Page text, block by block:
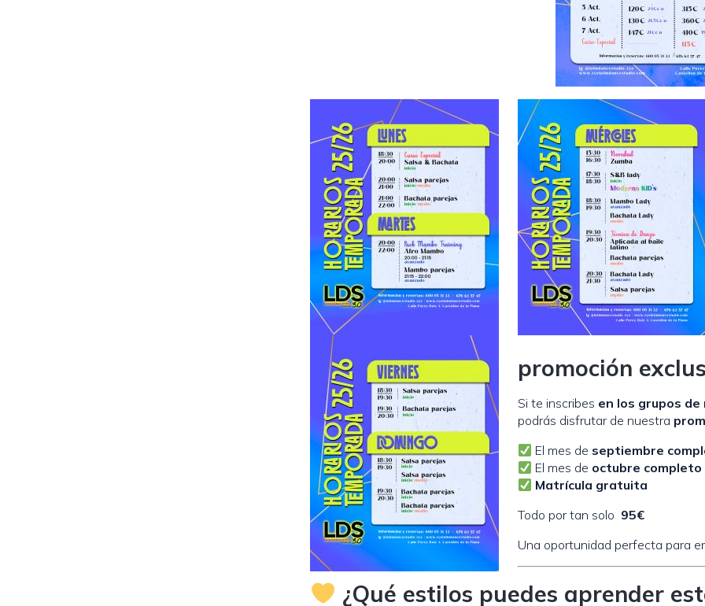
promoción
Si te inscribes en los grupos
podrás disfrutar de nuestra
El mes de septiembre
El mes de octubre completo
Matrícula gratuita
Todo por tan solo 95€
Una oportunidad perfecta para
¿Qué estilos puedes aprender